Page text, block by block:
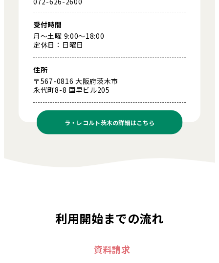
受付時間
月～土曜 9:00～18:00
定休日：日曜日
住所
〒567-0816 大阪府茨木市
永代町8-8 国里ビル205
ラ・レコルト茨木の詳細はこちら
利用開始までの流れ
資料請求